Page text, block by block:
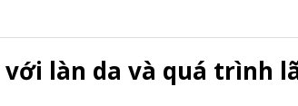
làn da và quá trình